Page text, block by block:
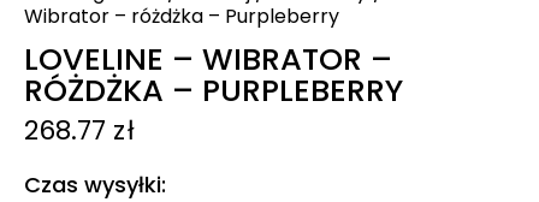
Wibrator – różdżka – Purpleberry
LOVELINE – WIBRATOR –
RÓŻDŻKA – PURPLEBERRY
268.77 zł
Czas wysyłki